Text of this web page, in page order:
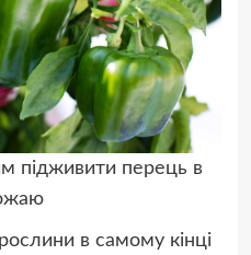
підживити перець в
в самому кінці